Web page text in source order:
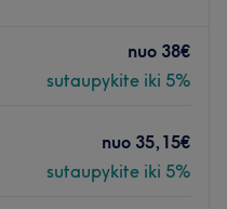
nuo 38€
sutaupykite iki 5%
nuo 35,15€
sutaupykite iki 5%